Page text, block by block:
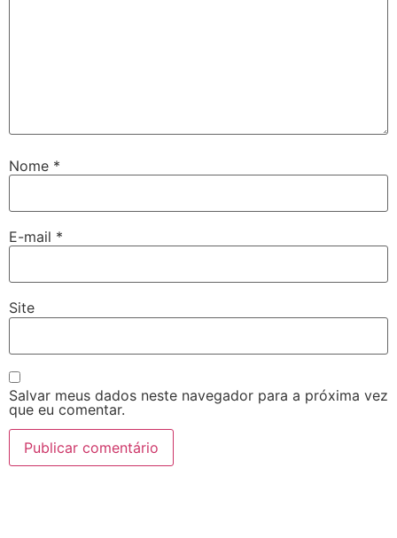
Nome *
E-mail *
Site
Salvar meus dados neste navegador para a próxima vez
que eu comentar.